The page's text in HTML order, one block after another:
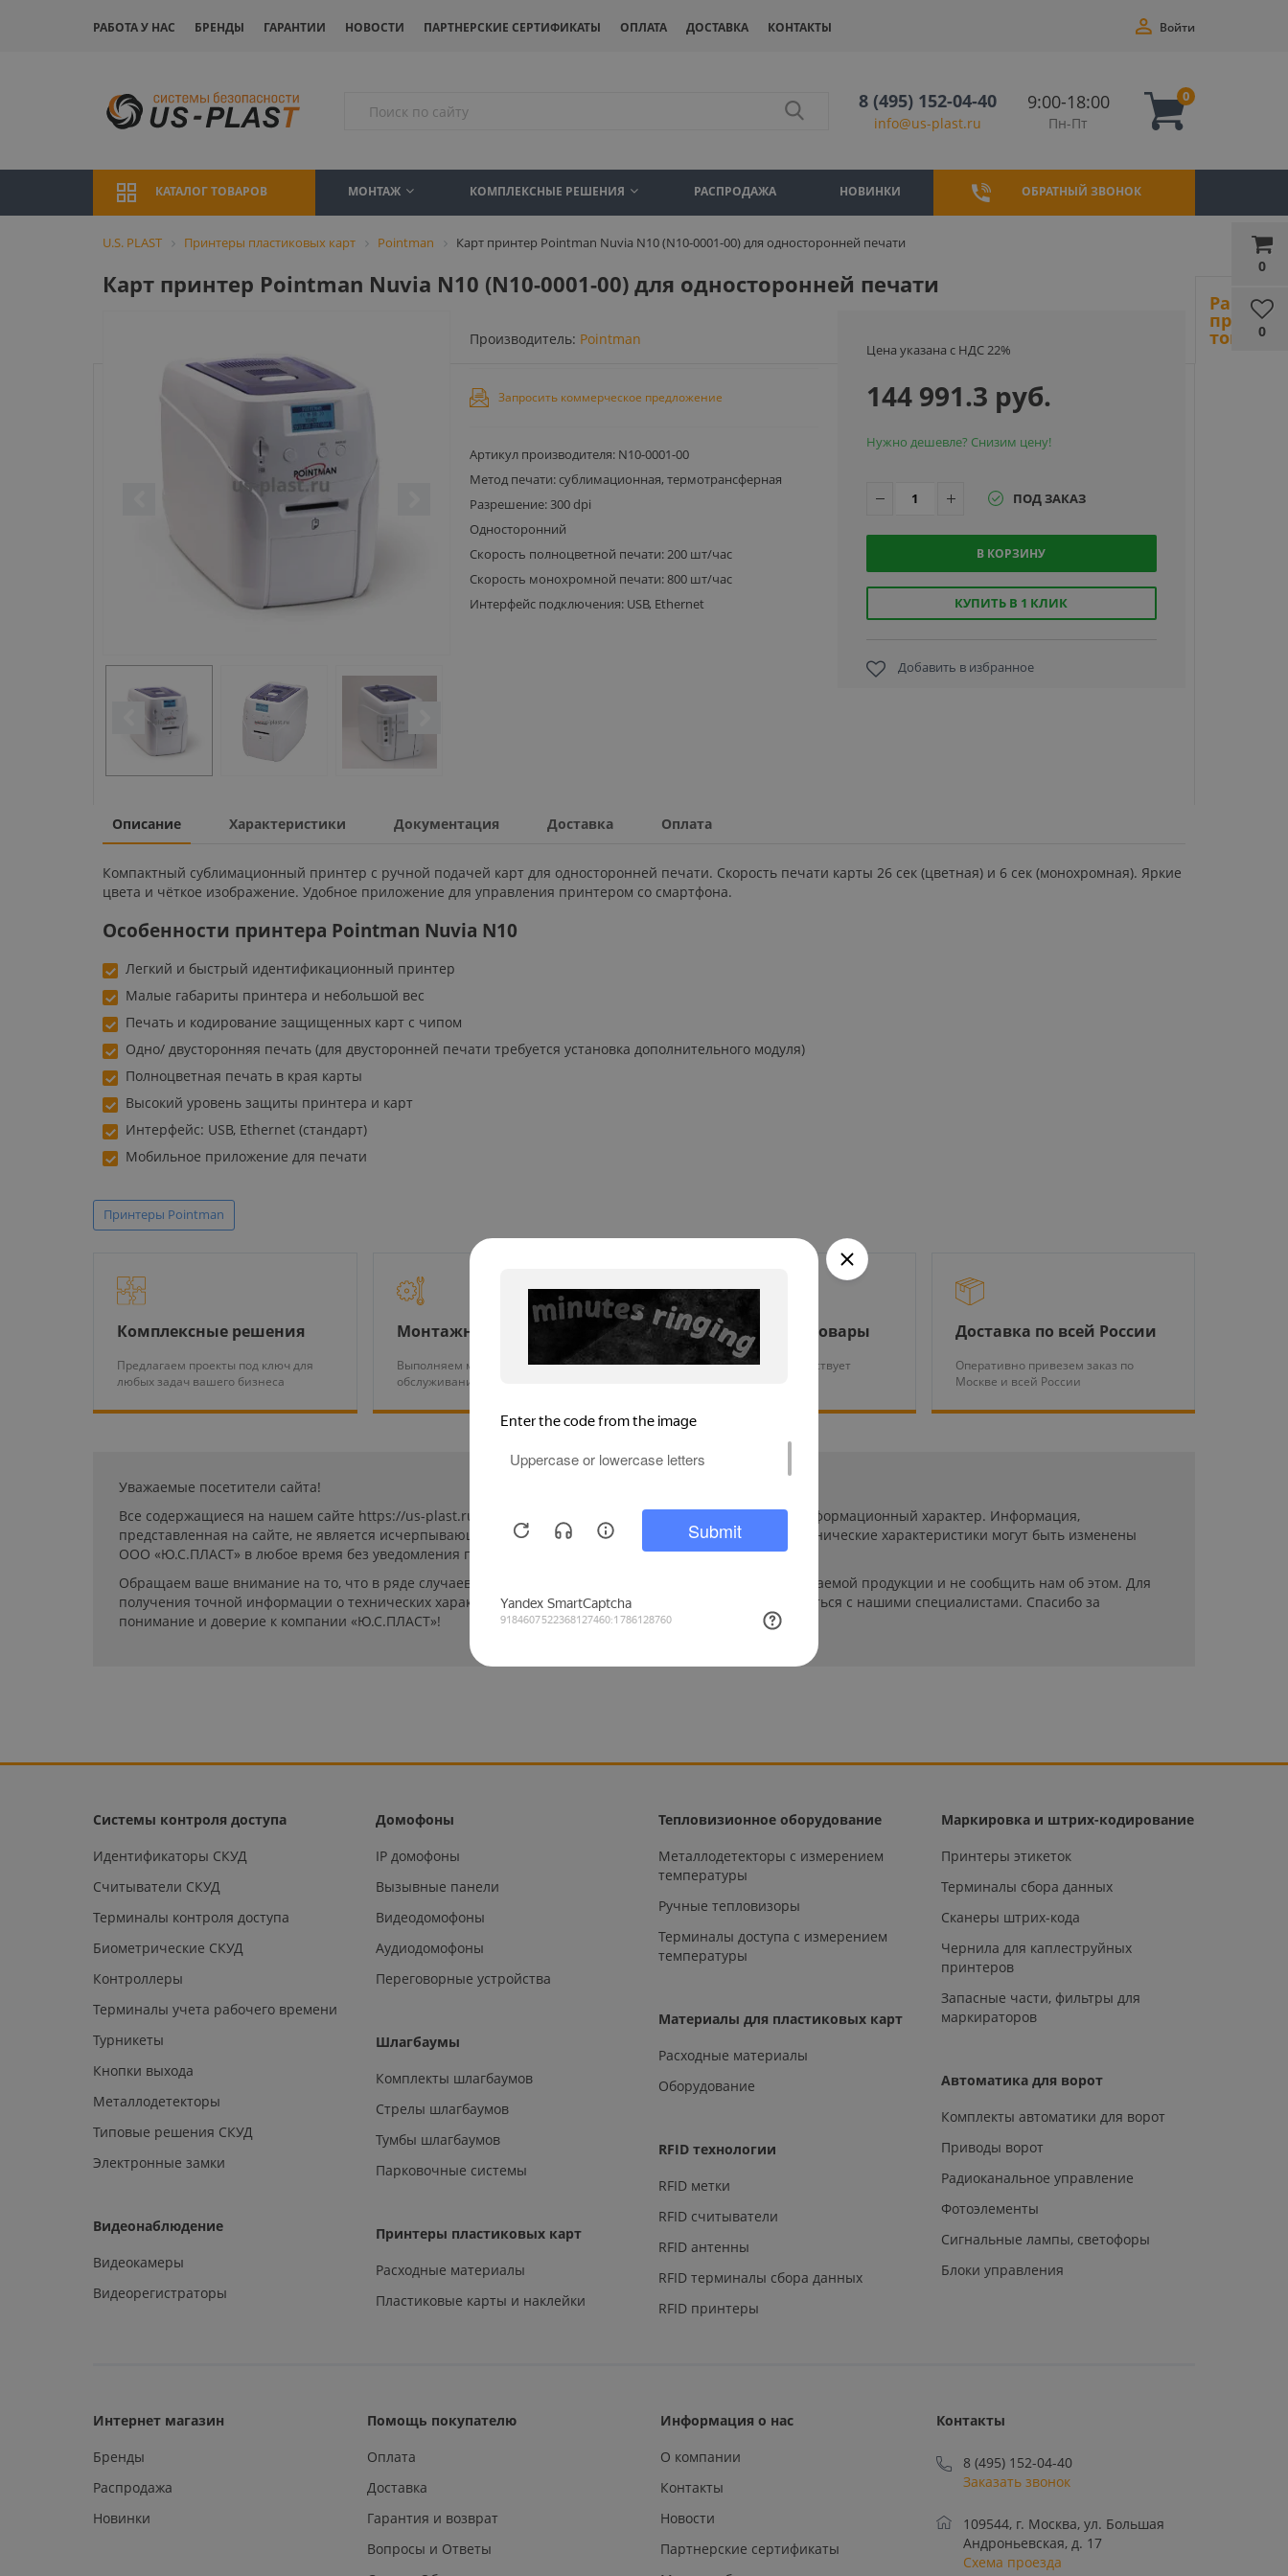
РАБОТА У НАС БРЕНДЫ ГАРАНТИИ НОВОСТИ ПАРТНЕРСКИЕ СЕРТИФИКАТЫ ОПЛАТА ДОСТАВКА КОНТАКТЫ
0
0
Войти
8 (495) 152-04-40
info@us-plast.ru
9:00-18:00
Пн-Пт
0
КАТАЛОГ ТОВАРОВ МОНТАЖ КОМПЛЕКСНЫЕ РЕШЕНИЯ РАСПРОДАЖА НОВИНКИ ОБРАТНЫЙ ЗВОНОК
U.S. PLAST Принтеры пластиковых карт Pointman Карт принтер Pointman Nuvia N10 (N10-0001-00) для односторонней печати
Карт принтер Pointman Nuvia N10 (N10-0001-00) для односторонней печати
Производитель: Pointman
Запросить коммерческое предложение
Артикул производителя: N10-0001-00
Метод печати: сублимационная, термотрансферная
Разрешение: 300 dpi
Односторонний
Скорость полноцветной печати: 200 шт/час
Скорость монохромной печати: 800 шт/час
Интерфейс подключения: USB, Ethernet
Цена указана с НДС 22%
144 991.3 руб.
Нужно дешевле? Снизим цену!
ПОД ЗАКАЗ
В КОРЗИНУ
КУПИТЬ В 1 КЛИК
Добавить в избранное
Описание Характеристики Документация Доставка Оплата
Компактный сублимационный принтер с ручной подачей карт для односторонней печати. Скорость печати карты 26 сек (цветная) и 6 сек (монохромная). Яркие
цвета и чёткое изображение. Удобное приложение для управления принтером со смартфона.
Особенности принтера Pointman Nuvia N10
Легкий и быстрый идентификационный принтер
Малые габариты принтера и небольшой вес
Печать и кодирование защищенных карт с чипом
Одно/ двусторонняя печать (для двусторонней печати требуется установка дополнительного модуля)
Полноцветная печать в края карты
Высокий уровень защиты принтера и карт
Интерфейс: USB, Ethernet (стандарт)
Мобильное приложение для печати
Принтеры Pointman
Комплексные решения
Предлагаем проекты под ключ для
любых задач вашего бизнеса
Монтажные работы
Выполняем монтаж и тех.
обслуживание оборудования
Гарантия на все товары
На нашу продукцию действует
Доставка по всей России
Оперативно привезем заказ по
Москве и всей России
Уважаемые посетители сайта!
Все содержащиеся на нашем сайте https://us-plast.ru/ (далее «сайт») сведения носят исключительно информационный характер. Информация,
представленная на сайте, не является исчерпывающей. Указанные на сайте цены, комплектации и технические характеристики могут быть изменены
ООО «Ю.С.ПЛАСТ» в любое время без уведомления пользователей сайта.
Обращаем ваше внимание на то, что в ряде случаев производители могут изменить параметры выпускаемой продукции и не сообщить нам об этом. Для
получения точной информации о технических характеристиках и стоимости товаров необходимо связаться с нашими специалистами. Спасибо за
понимание и доверие к компании «Ю.С.ПЛАСТ»!
Ранее
товары
Системы контроля доступа
Идентификаторы СКУД
Считыватели СКУД
Терминалы контроля доступа
Биометрические СКУД
Контроллеры
Терминалы учета рабочего времени
Турникеты
Кнопки выхода
Металлодетекторы
Типовые решения СКУД
Электронные замки
Видеонаблюдение
Видеокамеры
Видеорегистраторы
Домофоны
IP домофоны
Вызывные панели
Видеодомофоны
Аудиодомофоны
Переговорные устройства
Шлагбаумы
Комплекты шлагбаумов
Стрелы шлагбаумов
Тумбы шлагбаумов
Парковочные системы
Принтеры пластиковых карт
Расходные материалы
Пластиковые карты и наклейки
Тепловизионное оборудование
Металлодетекторы с измерением
температуры
Ручные тепловизоры
Терминалы доступа с измерением
температуры
Материалы для пластиковых карт
Расходные материалы
Оборудование
RFID технологии
RFID метки
RFID считыватели
RFID антенны
RFID терминалы сбора данных
RFID принтеры
Маркировка и штрих-кодирование
Принтеры этикеток
Терминалы сбора данных
Сканеры штрих-кода
Чернила для каплеструйных
принтеров
Запасные части, фильтры для
маркираторов
Автоматика для ворот
Комплекты автоматики для ворот
Приводы ворот
Радиоканальное управление
Фотоэлементы
Сигнальные лампы, светофоры
Блоки управления
Интернет магазин
Бренды
Распродажа
Новинки
Помощь покупателю
Оплата
Доставка
Гарантия и возврат
Вопросы и Ответы
Информация о нас
О компании
Контакты
Новости
Партнерские сертификаты
Контакты
8 (495) 152-04-40
Заказать звонок
109544, г. Москва, ул. Большая
Андроньевская, д. 17
Схема проезда